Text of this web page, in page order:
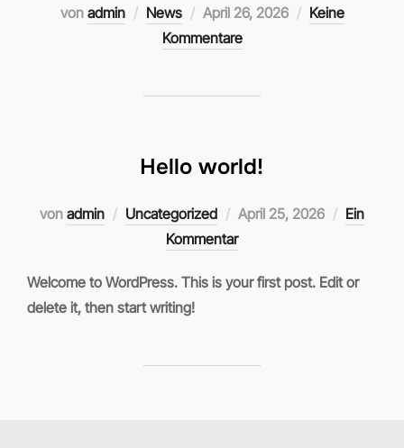
von admin News
Veröffentlicht
am
April 26, 2026
Keine
Kommentare
Hello world!
von admin Uncategorized
Veröffentlicht
am
April 25, 2026
Ein
Kommentar
Welcome to WordPress. This is your first post. Edit or
delete it, then start writing!